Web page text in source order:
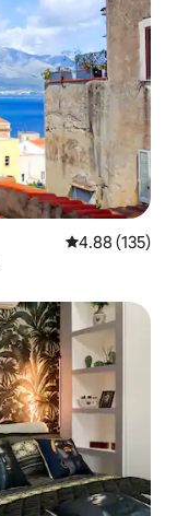
औसत रेटिंग 5 में से
4.88 (135)